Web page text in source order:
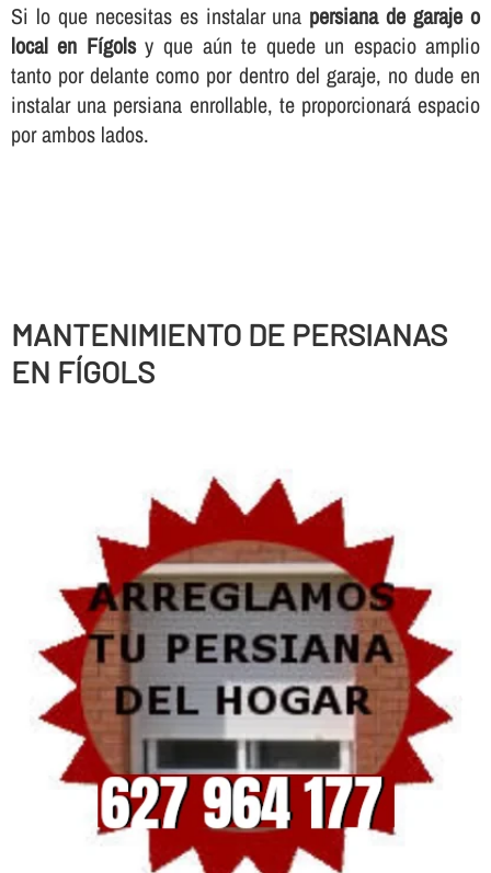
Si lo que necesitas es instalar una persiana de garaje o
local en Fígolsy que aún te quede un espacio amplio
tanto por delante como por dentro del garaje, no dude en
instalar una persiana enrollable, te proporcionará espacio
por ambos lados.
MANTENIMIENTO DE PERSIANAS
EN FÍGOLS